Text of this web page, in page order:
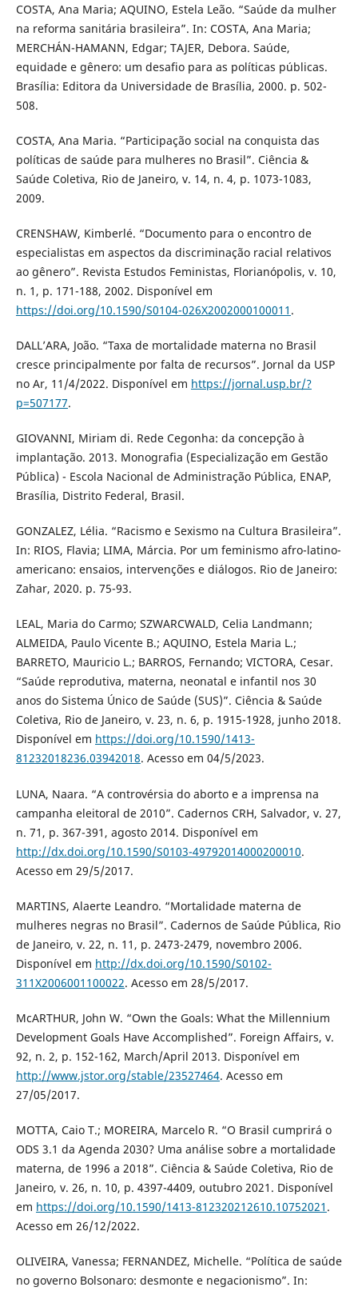
COSTA, Ana Maria; AQUINO, Estela Leão. “Saúde da mulher
na reforma sanitária brasileira”. In: COSTA, Ana Maria;
MERCHÁN-HAMANN, Edgar; TAJER, Debora. Saúde,
equidade e gênero: um desafio para as políticas públicas.
Brasília: Editora da Universidade de Brasília, 2000. p. 502-
508.
COSTA, Ana Maria. “Participação social na conquista das
políticas de saúde para mulheres no Brasil”. Ciência &
Saúde Coletiva, Rio de Janeiro, v. 14, n. 4, p. 1073-1083,
2009.
CRENSHAW, Kimberlé. “Documento para o encontro de
especialistas em aspectos da discriminação racial relativos
ao gênero”. Revista Estudos Feministas, Florianópolis, v. 10,
n. 1, p. 171-188, 2002. Disponível em
https://doi.org/10.1590/S0104-026X2002000100011 .
DALL’ARA, João. “Taxa de mortalidade materna no Brasil
cresce principalmente por falta de recursos”. Jornal da USP
no Ar, 11/4/2022. Disponível em https://jornal.usp.br/?
p=507177.
GIOVANNI, Miriam di. Rede Cegonha: da concepção à
implantação. 2013. Monografia (Especialização em Gestão
Pública) - Escola Nacional de Administração Pública, ENAP,
Brasília, Distrito Federal, Brasil.
GONZALEZ, Lélia. “Racismo e Sexismo na Cultura Brasileira”.
In: RIOS, Flavia; LIMA, Márcia. Por um feminismo afro-latino-
americano: ensaios, intervenções e diálogos. Rio de Janeiro:
Zahar, 2020. p. 75-93.
LEAL, Maria do Carmo; SZWARCWALD, Celia Landmann;
ALMEIDA, Paulo Vicente B.; AQUINO, Estela Maria L.;
BARRETO, Mauricio L.; BARROS, Fernando; VICTORA, Cesar.
“Saúde reprodutiva, materna, neonatal e infantil nos 30
anos do Sistema Único de Saúde (SUS)”. Ciência & Saúde
Coletiva, Rio de Janeiro, v. 23, n. 6, p. 1915-1928, junho 2018.
Disponível em https://doi.org/10.1590/1413-
81232018236.03942018. Acesso em 04/5/2023.
LUNA, Naara. “A controvérsia do aborto e a imprensa na
campanha eleitoral de 2010”. Cadernos CRH, Salvador, v. 27,
n. 71, p. 367-391, agosto 2014. Disponível em
http://dx.doi.org/10.1590/S0103-49792014000200010.
Acesso em 29/5/2017.
MARTINS, Alaerte Leandro. “Mortalidade materna de
mulheres negras no Brasil”. Cadernos de Saúde Pública, Rio
de Janeiro, v. 22, n. 11, p. 2473-2479, novembro 2006.
Disponível em http://dx.doi.org/10.1590/S0102-
311X2006001100022. Acesso em 28/5/2017.
McARTHUR, John W. “Own the Goals: What the Millennium
Development Goals Have Accomplished”. Foreign Affairs, v.
92, n. 2, p. 152-162, March/April 2013. Disponível em
http://www.jstor.org/stable/23527464. Acesso em
27/05/2017.
MOTTA, Caio T.; MOREIRA, Marcelo R. “O Brasil cumprirá o
ODS 3.1 da Agenda 2030? Uma análise sobre a mortalidade
materna, de 1996 a 2018”. Ciência & Saúde Coletiva, Rio de
Janeiro, v. 26, n. 10, p. 4397-4409, outubro 2021. Disponível
em https://doi.org/10.1590/1413-812320212610.10752021 .
Acesso em 26/12/2022.
OLIVEIRA, Vanessa; FERNANDEZ, Michelle. “Política de saúde
no governo Bolsonaro: desmonte e negacionismo”. In: